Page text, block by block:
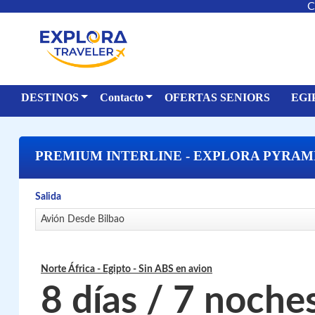
DESTINOS Contacto OFERTAS SENIORS
PREMIUM INTERLINE - EXPLORA
Salida
Avión Desde Bilbao
Norte África - Egipto - Sin ABS en avion
8 días / 7